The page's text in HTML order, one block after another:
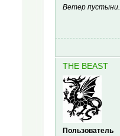
Ветер пустыни.
THE BEAST
Пользователь